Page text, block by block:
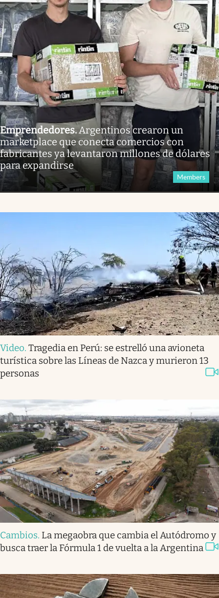
Emprendedores.Argentinos crearon un
marketplace que conecta comercios con
fabricantes ya levantaron millones de dólares
para expandirse
Members
Video. Tragedia en Perú: se estrelló una avioneta
turística sobre las Líneas de Nazca y murieron 13
personas
Cambios. La megaobra que cambia el Autódromo y
busca traer la Fórmula 1 de vuelta a la Argentina